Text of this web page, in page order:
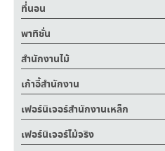
ที่นอน
พาทิชั่น
สำนักงานไม้
เก้าอี้สำนักงาน
เฟอร์นิเจอร์สำนักงานเหล็ก
เฟอร์นิเจอร์ไม้จริง